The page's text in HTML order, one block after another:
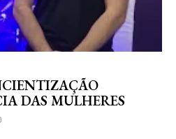
DAS MULHERES